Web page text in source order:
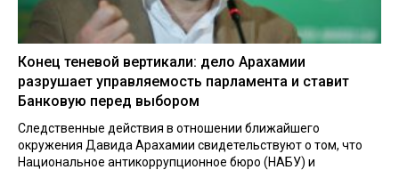
Конец теневой вертикали: дело Арахамии
разрушает управляемость парламента и ставит
Банковую перед выбором
Следственные действия в отношении ближайшего
окружения Давида Арахамии свидетельствуют о том, что
Национальное антикоррупционное бюро (НАБУ) и